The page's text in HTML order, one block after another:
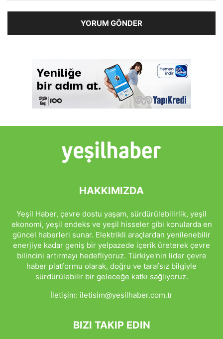
HAKKIMIZDA
Yeşil Haber, çevre dostu yaşam, sürdürülebilirlik, yeşil
ekonomi, yeşil endeks ve yeşil hisseler gibi konularda en
güncel haberleri sunar. Elektrikli araçlardan yenilenebilir
enerjiye kadar geniş bir yelpazede içerik üreterek çevre
bilincini artırmayı hedefliyoruz. Türkiye'nin lider çevre
haber platformu olarak, doğru ve tarafsız bilgiyle
sürdürülebilir bir geleceğe katkı sağlıyoruz.
İletişim: iletisim@yesilhaber.com.tr
BIZI TAKIP EDIN